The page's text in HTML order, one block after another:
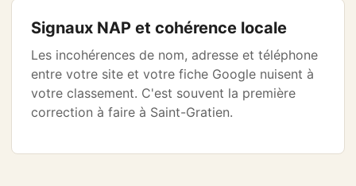
Signaux NAP et cohérence locale
Les incohérences de nom, adresse et téléphone
entre votre site et votre fiche Google nuisent à
votre classement. C'est souvent la première
correction à faire à Saint-Gratien.